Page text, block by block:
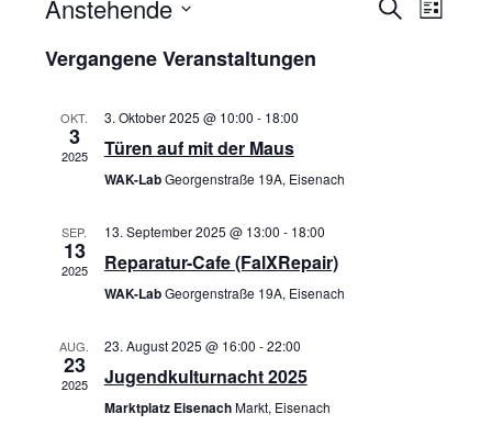
SucheListe
Anstehende
wählen.
Vergangene Veranstaltungen
OKT.
3
2025
3. Oktober 2025 @ 10:00 - 18:00
Türen auf mit der Maus
WAK-LabGeorgenstraße 19A, Eisenach
SEP.
13
2025
13. September 2025 @ 13:00 - 18:00
Reparatur-Cafe (FalXRepair)
WAK-LabGeorgenstraße 19A, Eisenach
AUG.
23
2025
23. August 2025 @ 16:00 -22:00
Jugendkulturnacht 2025
Marktplatz EisenachMarkt, Eisenach